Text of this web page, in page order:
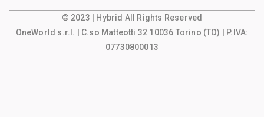
© 2023 | Hybrid All Rights Reserved
OneWorld s.r.l.
| C.so Matteotti 32 10036 Torino (TO) | P.IVA:
07730800013